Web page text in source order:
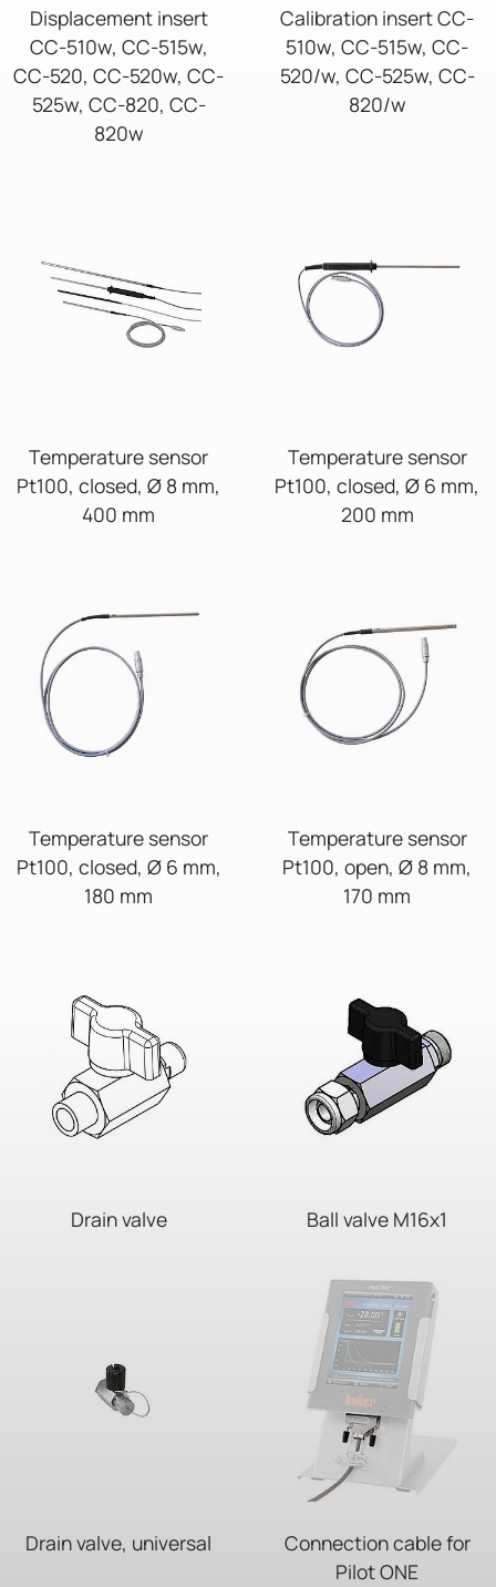
Displacement insert
CC-510w, CC-515w,
CC-520, CC-520w, CC-
525w, CC-820, CC-
820w
Calibration insert CC-
510w, CC-515w, CC-
520/w, CC-525w, CC-
820/w
Temperature sensor
Pt100, closed, Ø 8 mm,
400 mm
Temperature sensor
Pt100, closed, Ø 6 mm,
200 mm
Temperature sensor
Pt100, closed, Ø 6 mm,
180 mm
Temperature sensor
Pt100, open, Ø 8 mm,
170 mm
Drain valve Ball valve M16x1
Drain valve, universal
Connection cable for
Pilot ONE